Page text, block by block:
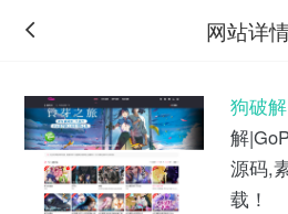
网站详
狗破解
解
源码,
载！